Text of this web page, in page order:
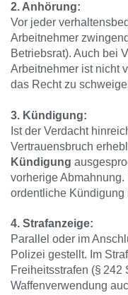
2. Anhörung:
Vor jeder
Arbeitnehmer
Betriebsrat). Auch bei
Arbeitnehmer ist nicht
das Recht zu
3. Kündigung:
Ist der Verdacht
Vertrauensbruch
Kündigung
vorherige
ordentliche Kündigung
4. Strafanzeige:
Parallel oder im
Polizei gestellt. Im
Freiheitsstrafen (§ 242
Waffenverwendung